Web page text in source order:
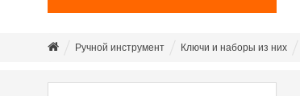
Ручной инструмент Ключи и наборы из них